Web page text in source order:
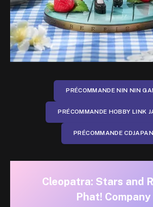
PRÉCOMMANDE NIN NIN
PRÉCOMMANDE HOBBY LINK
PRÉCOMMANDE CDJAPAN
Cleopatra: Stars and
Phat! Company